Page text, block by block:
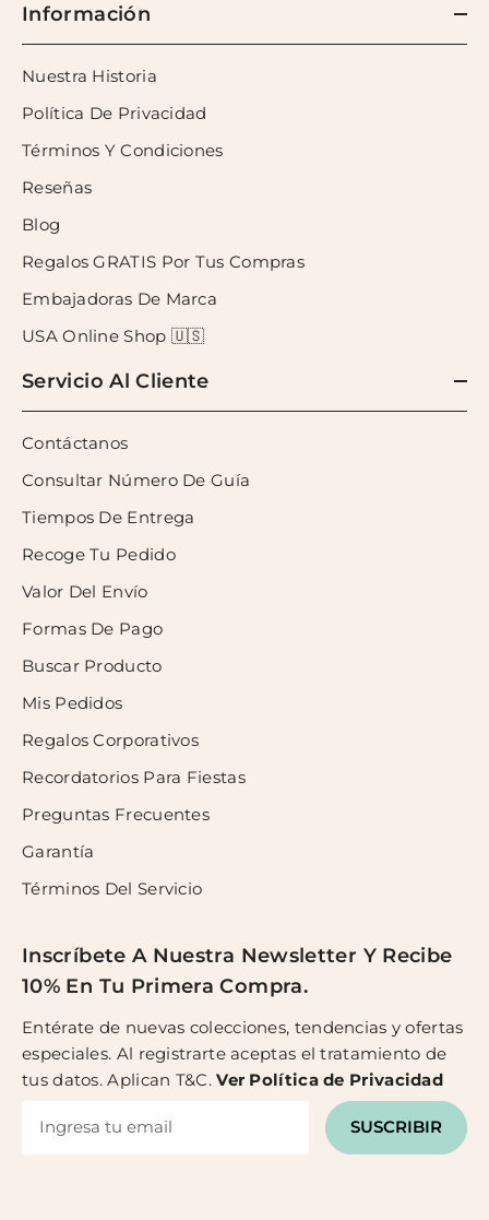
Información
Nuestra Historia
Política De Privacidad
Términos Y Condiciones
Reseñas
Blog
Regalos GRATIS Por Tus Compras
Embajadoras De Marca
USA Online Shop 🇺🇸
Servicio Al Cliente
Contáctanos
Consultar Número De Guía
Tiempos De Entrega
Recoge Tu Pedido
Valor Del Envío
Formas De Pago
Buscar Producto
Mis Pedidos
Regalos Corporativos
Recordatorios Para Fiestas
Preguntas Frecuentes
Garantía
Términos Del Servicio
Inscríbete A Nuestra Newsletter Y Recibe
10% En Tu Primera Compra.
Entérate de nuevas colecciones, tendencias y ofertas
especiales. Al registrarte aceptas el tratamiento de
tus datos. Aplican T&C.Ver Política de Privacidad
SUSCRIBIR